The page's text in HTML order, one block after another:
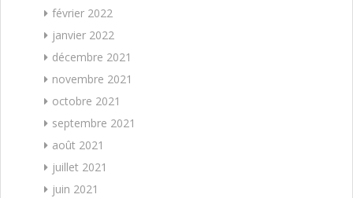
février 2022
janvier 2022
décembre 2021
novembre 2021
octobre 2021
septembre 2021
août 2021
juillet 2021
juin 2021